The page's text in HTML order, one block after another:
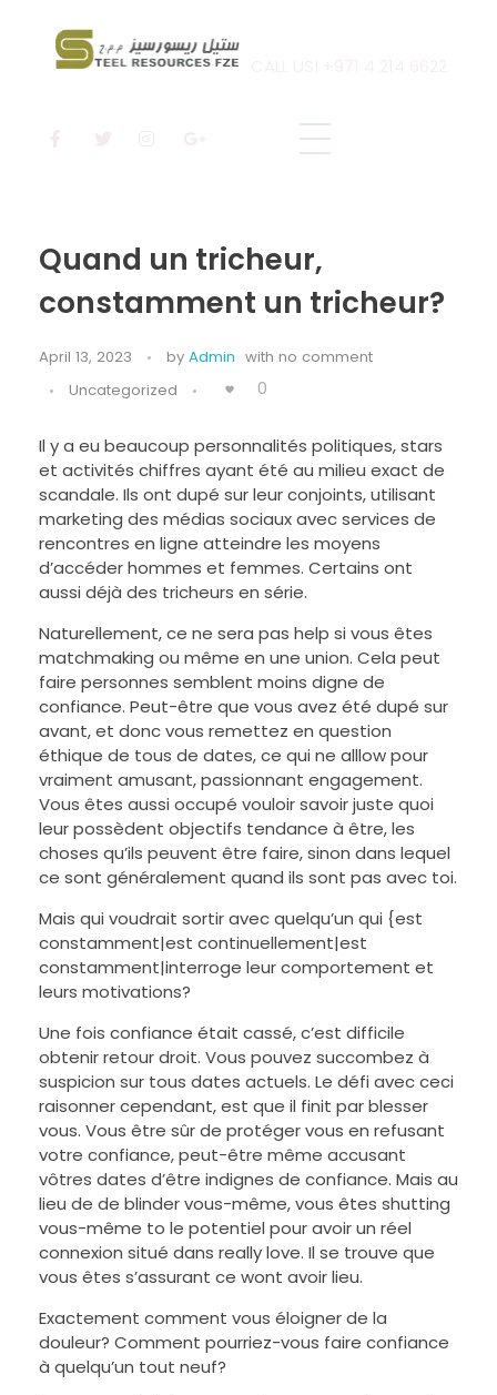
Quand un tricheur,
constamment un tricheur?
April 13, 2023 by Admin with no comment
Uncategorized
0
Il y a eu beaucoup personnalités politiques, stars
et activités chiffres ayant été au milieu exact de
scandale. Ils ont dupé sur leur conjoints, utilisant
marketing des médias sociaux avec services de
rencontres en ligne atteindre les moyens
d’accéder hommes et femmes. Certains ont
aussi déjà des tricheurs en série.
Naturellement, ce ne sera pas help si vous êtes
matchmaking ou même en une union. Cela peut
faire personnes semblent moins digne de
confiance. Peut-être que vous avez été dupé sur
avant, et donc vous remettez en question
éthique de tous de dates, ce qui ne alllow pour
vraiment amusant, passionnant engagement.
Vous êtes aussi occupé vouloir savoir juste quoi
leur possèdent objectifs tendance à être, les
choses qu’ils peuvent être faire, sinon dans lequel
ce sont généralement quand ils sont pas avec toi.
Mais qui voudrait sortir avec quelqu’un qui {est
constamment|est continuellement|est
constamment|interroge leur comportement et
leurs motivations?
Une fois confiance était cassé, c’est difficile
obtenir retour droit. Vous pouvez succombez à
suspicion sur tous dates actuels. Le défi avec ceci
raisonner cependant, est que il finit par blesser
vous. Vous être sûr de protéger vous en refusant
votre confiance, peut-être même accusant
vôtres dates d’être indignes de confiance. Mais au
lieu de de blinder vous-même, vous êtes shutting
vous-même to le potentiel pour avoir un réel
connexion situé dans really love. Il se trouve que
vous êtes s’assurant ce wont avoir lieu.
Exactement comment vous éloigner de la
douleur? Comment pourriez-vous faire confiance
à quelqu’un tout neuf?